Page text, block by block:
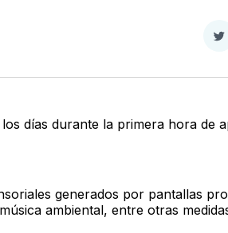
días durante la primera hora de
generados por pantallas
ambiental, entre otras